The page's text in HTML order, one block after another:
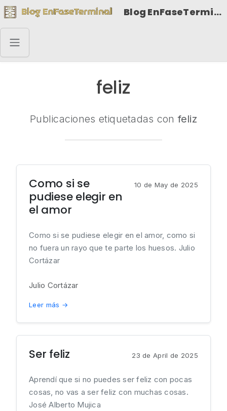
Blog EnFaseTerminal
feliz
Publicaciones etiquetadas confeliz
Como si se
pudiese elegir en
el amor
10 de May de 2025
Como si se pudiese elegir en el amor, como si
no fuera un rayo que te parte los huesos. Julio
Cortázar
Julio Cortázar
Leer más →
Ser feliz 23 de April de 2025
Aprendí que si no puedes ser feliz con pocas
cosas, no vas a ser feliz con muchas cosas.
José Alberto Mujica